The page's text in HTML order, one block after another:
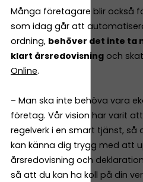
Många företagare blir också
som idag går att
ordning, behöver det inte ta
klart årsredovisning och
Online.
– Man ska inte behöva vara
företag. Vår vision har varit
regelverk i en smart tjänst,
kan känna dig trygg med att
årsredovisning och
så att du kan ha koll på din